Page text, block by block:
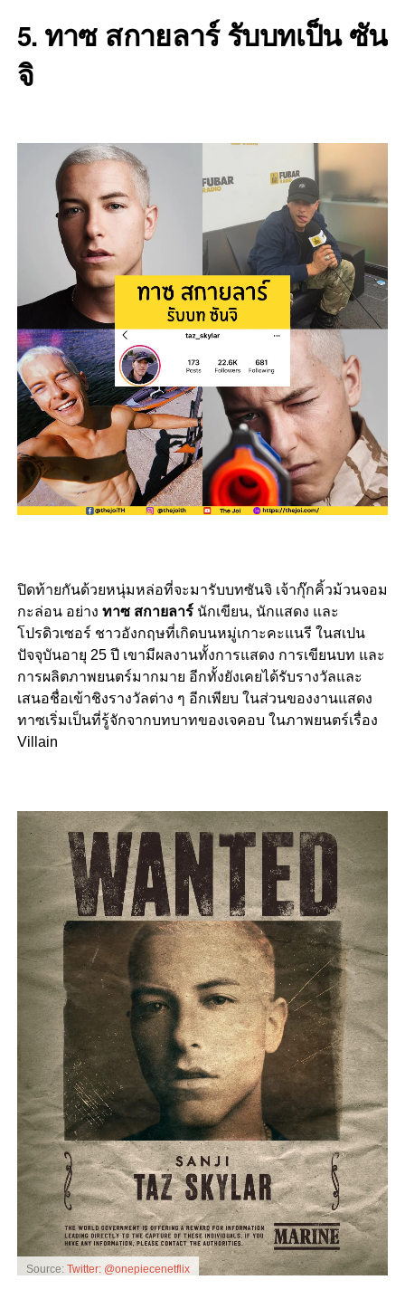
5. ทาซ สกายลาร์ รับบทเป็น ซัน
จิ
ปิดท้ายกันด้วยหนุ่มหล่อที่จะมารับบทซันจิ เจ้ากุ๊กคิ้วม้วนจอม
กะล่อน อย่าง ทาซ สกายลาร์ นักเขียน, นักแสดง และ
โปรดิวเซอร์ ชาวอังกฤษที่เกิดบนหมู่เกาะคะแนรี ในสเปน
ปัจจุบันอายุ 25 ปี เขามีผลงานทั้งการแสดง การเขียนบท และ
การผลิตภาพยนตร์มากมาย อีกทั้งยังเคยได้รับรางวัลและ
เสนอชื่อเข้าชิงรางวัลต่าง ๆ อีกเพียบ ในส่วนของงานแสดง
ทาซเริ่มเป็นที่รู้จักจากบทบาทของเจคอบ ในภาพยนตร์เรื่อง
Villain
Source: Twitter: @onepiecenetflix